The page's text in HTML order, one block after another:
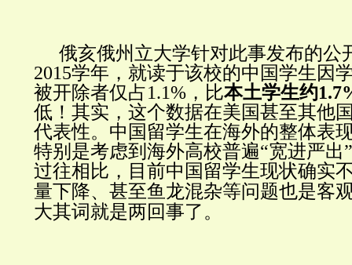
俄亥俄州立大学针对此事发布的公
2015学年，就读于该校的中国学生因
被开除者仅占1.1%，比本土学生约
低！其实，这个数据在美国甚至其他
代表性。中国留学生在海外的整体表
特别是考虑到海外高校普遍“宽进严出
过往相比，目前中国留学生现状确实
量下降、甚至鱼龙混杂等问题也是客
大其词就是两回事了。